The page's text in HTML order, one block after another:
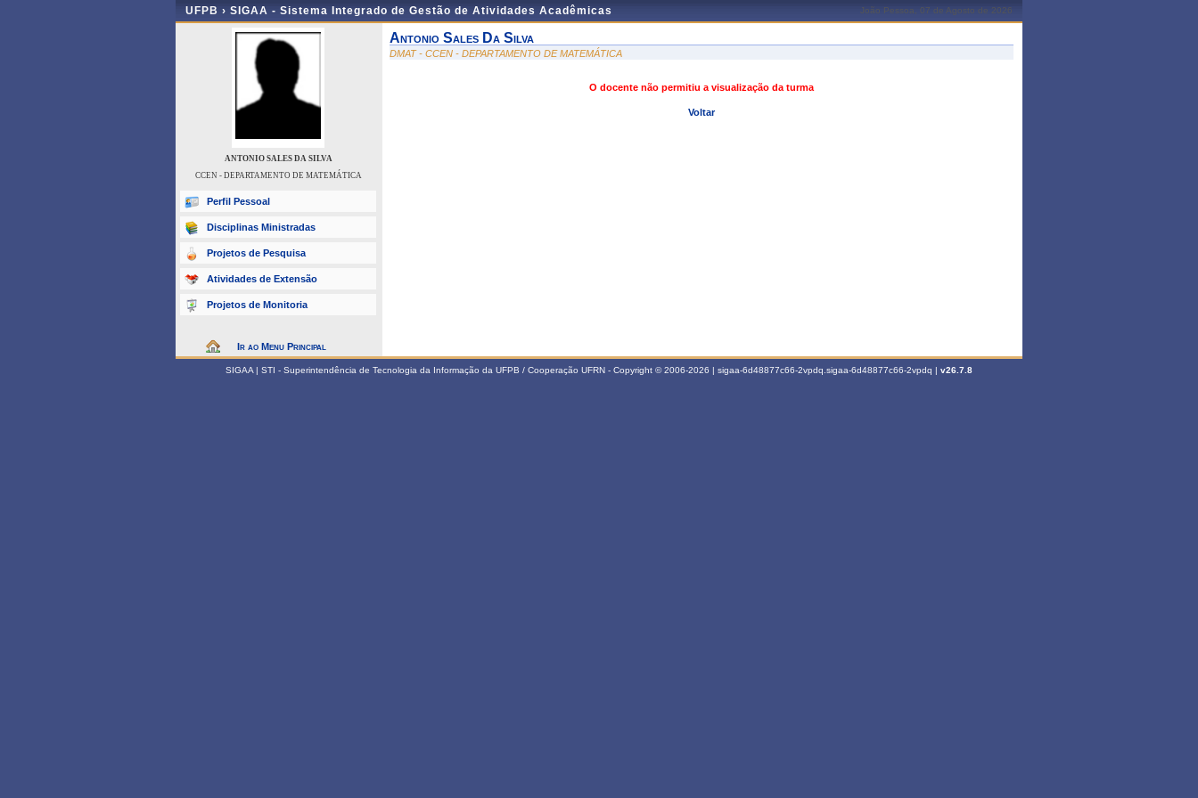
UFPB › SIGAA - Sistema Integrado de Gestão de Atividades Acadêmicas João Pessoa, 07 de Agosto de 2026
ANTONIO SALES DA SILVA
CCEN - DEPARTAMENTO DE MATEMÁTICA
Perfil Pessoal
Disciplinas Ministradas
Projetos de Pesquisa
Atividades de Extensão
Projetos de Monitoria
Ir ao Menu Principal
Antonio Sales Da Silva
DMAT - CCEN - DEPARTAMENTO DE MATEMÁTICA
O docente não permitiu a visualização da turma
Voltar
SIGAA | STI - Superintendência de Tecnologia da Informação da UFPB / Cooperação UFRN - Copyright © 2006-2026 | sigaa-6d48877c66-2vpdq.sigaa-6d48877c66-2vpdq | v26.7.8